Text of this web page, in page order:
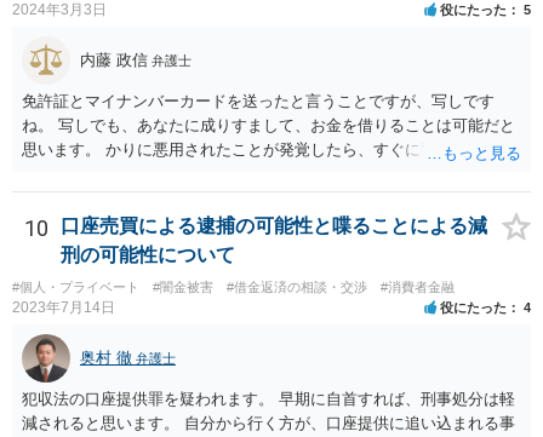
2024年3月3日 役にたった 5
内藤 政信 弁護士
免許証とマイナンバーカードを送ったと言うことですが、写しです
ね。 写しでも、あなたに成りすまして、お金を借りることは可能だと
思います。 かりに悪用されたことが発覚したら、すぐに警察に相談し
10
口座売買による逮捕の可能性と喋ることによる減
刑の可能性について
#個人・プライベート #闇金被害 #借金返済の相談・交渉 #消費者金融
2023年7月14日 役にたった 4
奥村 徹 弁護士
犯収法の口座提供罪を疑われます。 早期に自首すれば、刑事処分は軽
減されると思います。 自分から行く方が、口座提供に追い込まれる事